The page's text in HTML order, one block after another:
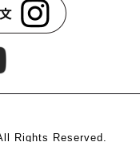
Rights Reserved.